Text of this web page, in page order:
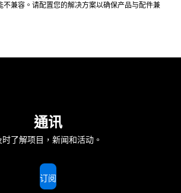
不兼容。请配置您的解决方案以确保产品与配件兼
通讯
时了解项目，新闻和活动。
订阅